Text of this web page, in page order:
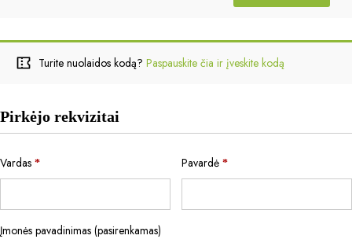
Turite nuolaidos kodą? Paspauskite čia ir įveskite kodą
Pirkėjo rekvizitai
Vardas * Pavardė *
Įmonės pavadinimas (pasirenkamas)